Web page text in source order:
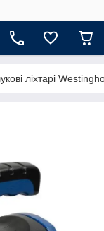
ліхтарі